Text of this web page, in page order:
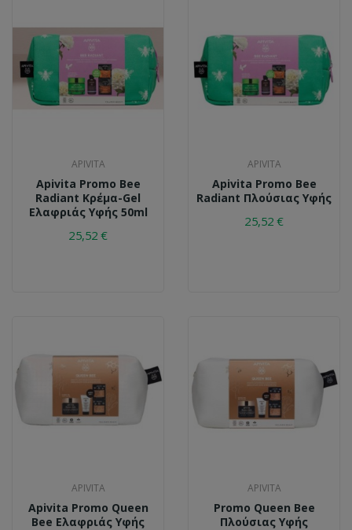
APIVITA
Apivita Promo Bee
Radiant Κρέμα-Gel
Ελαφριάς Υφής 50ml
25,52 €
APIVITA
Apivita Promo Bee
Radiant Πλούσιας Υφής
25,52 €
APIVITA
Apivita Promo Queen
Bee Ελαφριάς Υφής
APIVITA
Promo Queen Bee
Πλούσιας Υφής